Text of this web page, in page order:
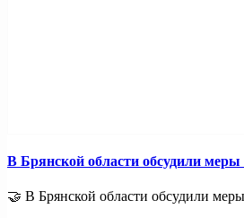
В Брянской области обсудили
🤝 В Брянской области обсудили